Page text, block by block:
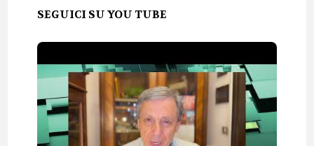
SEGUICI SU YOU TUBE